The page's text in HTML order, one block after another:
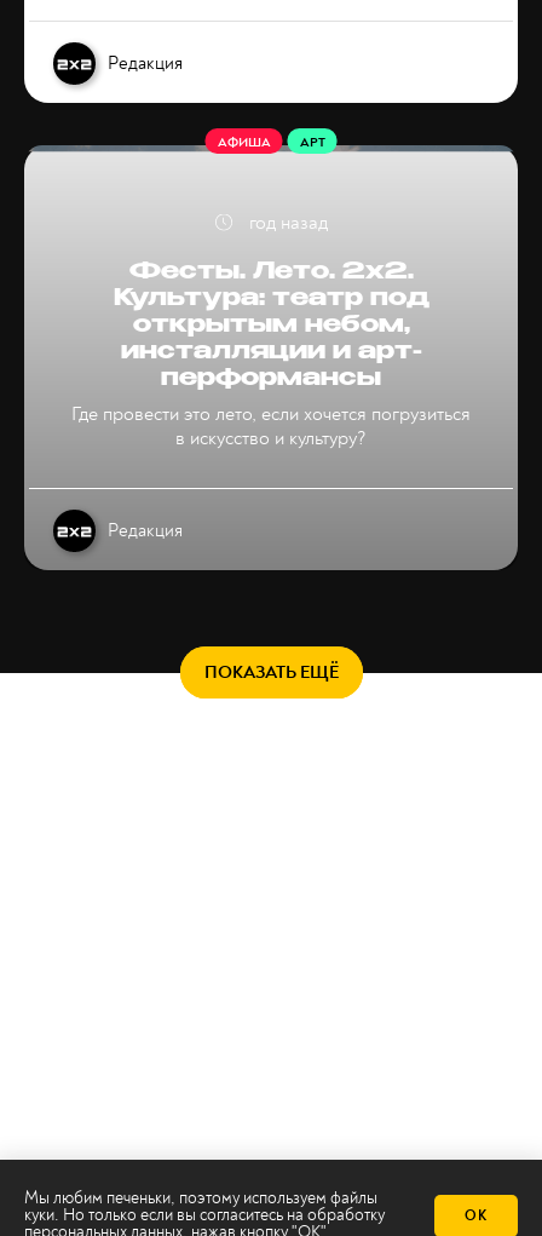
Редакция
Фесты. Лето. 2х2.
Культура: театр под
открытым небом,
инсталляции и арт-
перформансы
Где провести это лето, если хочется погрузиться
в искусство и культуру?
АФИША АРТ
Редакция
год назад
ПОКАЗАТЬ ЕЩЁ
Мы любим печеньки, поэтому используем файлы
куки. Но только если вы согласитесь на обработку
персональных данных, нажав кнопку "ОК"
ОК